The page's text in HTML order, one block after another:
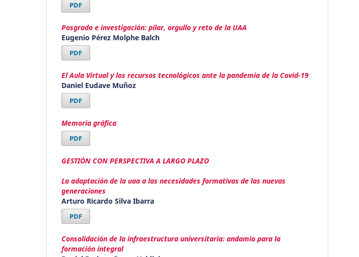
PDF
Posgrado e investigación: pilar, orgullo y reto de la UAA
Eugenio Pérez Molphe Balch
PDF
El Aula Virtual y los recursos tecnológicos ante la pandemia de la Covid-19
Daniel Eudave Muñoz
PDF
Memoria gráfica
PDF
GESTIÓN CON PERSPECTIVA A LARGO PLAZO
La adaptación de la uaa a las necesidades formativas de las nuevas
generaciones
Arturo Ricardo Silva Ibarra
PDF
Consolidación de la infraestructura universitaria: andamio para la
formación integral